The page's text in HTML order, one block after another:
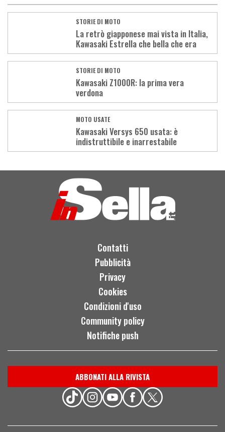
STORIE DI MOTO
La retrò giapponese mai vista in Italia,
Kawasaki Estrella che bella che era
STORIE DI MOTO
Kawasaki Z1000R: la prima vera
verdona
MOTO USATE
Kawasaki Versys 650 usata: è
indistruttibile e inarrestabile
More
Contatti
Pubblicità
Privacy
Cookies
Condizioni d'uso
Community policy
Notifiche push
ABBONATI ALLA RIVISTA